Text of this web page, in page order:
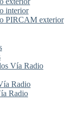
interior
PIRCAM exterior
Vía Radio
Radio
Radio